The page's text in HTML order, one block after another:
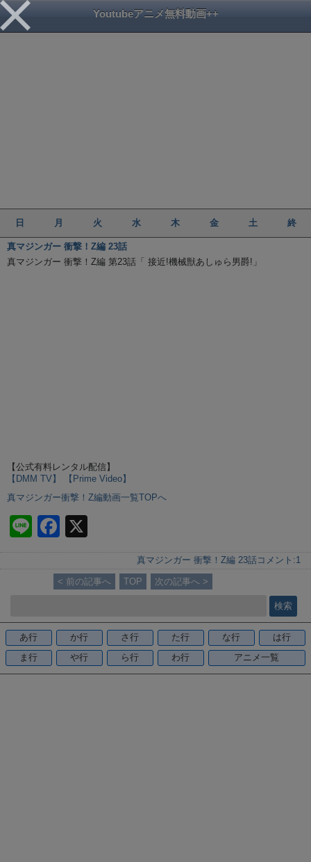
Youtubeアニメ無料動画++
日 月 火 水 木 金 土 終
真マジンガー 衝撃！Z編 23話
真マジンガー 衝撃！Z編 第23話「 接近!機械獣あしゅら男爵!」
【公式有料レンタル配信】
【DMM TV】
【Prime Video】
真マジンガー衝撃！Z編動画一覧TOPへ
Li
n
e
F
a
c
e
o
o
k
真マジンガー 衝撃！Z編 23話 コメント:1
< 前の記事へ TOP 次の記事へ >
あ行 か行 さ行 た行 な行
は行
ま行
や行 ら行 わ行 アニメ一覧